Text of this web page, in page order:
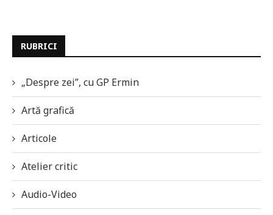
RUBRICI
„Despre zei”, cu GP Ermin
Artă grafică
Articole
Atelier critic
Audio-Video